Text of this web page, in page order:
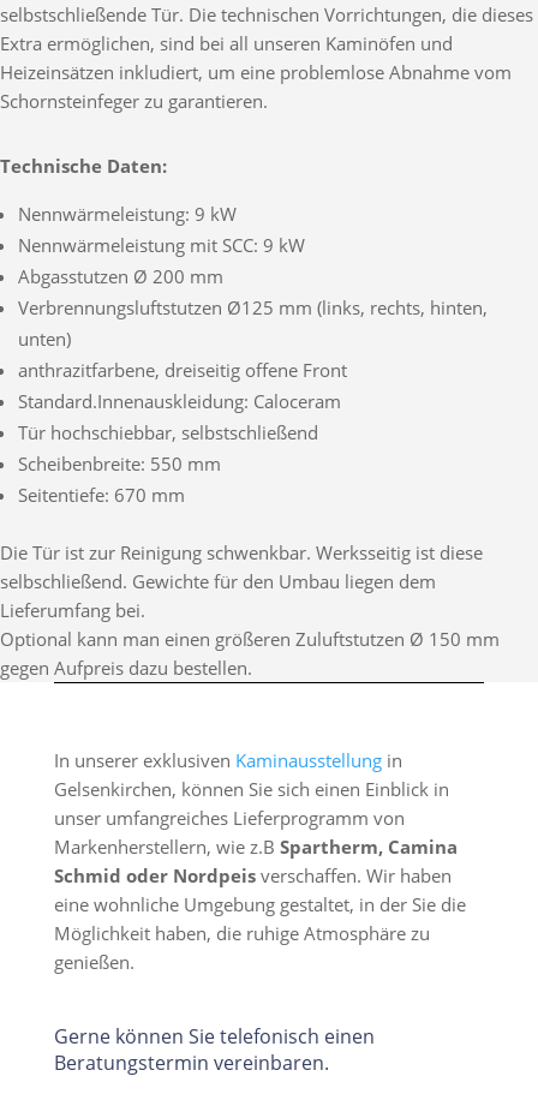
selbstschließende Tür. Die technischen Vorrichtungen, die dieses
Extra ermöglichen, sind bei all unseren Kaminöfen und
Heizeinsätzen inkludiert, um eine problemlose Abnahme vom
Schornsteinfeger zu garantieren.
Technische Daten:
Nennwärmeleistung: 9 kW
Nennwärmeleistung mit SCC: 9 kW
Abgasstutzen Ø 200 mm
Verbrennungsluftstutzen Ø125 mm (links, rechts, hinten,
unten)
anthrazitfarbene, dreiseitig offene Front
Standard.Innenauskleidung: Caloceram
Tür hochschiebbar, selbstschließend
Scheibenbreite: 550 mm
Seitentiefe: 670 mm
Die Tür ist zur Reinigung schwenkbar. Werksseitig ist diese
selbschließend. Gewichte für den Umbau liegen dem
Lieferumfang bei.
Optional kann man einen größeren Zuluftstutzen Ø 150 mm
gegen Aufpreis dazu bestellen.
In unserer exklusiven Kaminausstellungin
Gelsenkirchen, können Sie sich einen Einblick in
unser umfangreiches Lieferprogramm von
Markenherstellern, wie z.B Spartherm, Camina
Schmid oder Nordpeisverschaffen. Wir haben
eine wohnliche Umgebung gestaltet, in der Sie die
Möglichkeit haben, die ruhige Atmosphäre zu
genießen.
Gerne können Sie telefonisch einen
Beratungstermin vereinbaren.